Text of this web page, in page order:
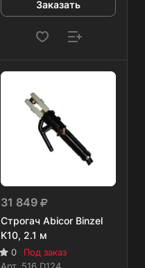
Заказать
31 849
Строгач Abicor Binzel
K10, 2.1 м
0
Под заказ